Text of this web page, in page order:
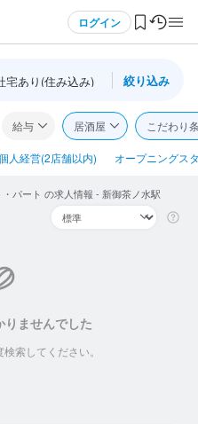
ログイン
料会員登録
宅あり(住み込み) 絞り込み
給与 居酒屋 こだわり
人経営(2店舗以内) オープニングス
パート の求人情報 - 新御茶ノ水駅
りませんでした
索してください。